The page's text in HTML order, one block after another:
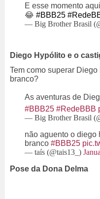
E esse momento
😂 #BBB25
— Big Brother Brasil
Diego Hypólito e o
Tem como superar
branco?
As aventuras de
#BBB25 #RedeBBB
— Big Brother Brasil
não aguento o diego
branco #BBB25
— taís (@tais13_)
Pose da Dona Delma